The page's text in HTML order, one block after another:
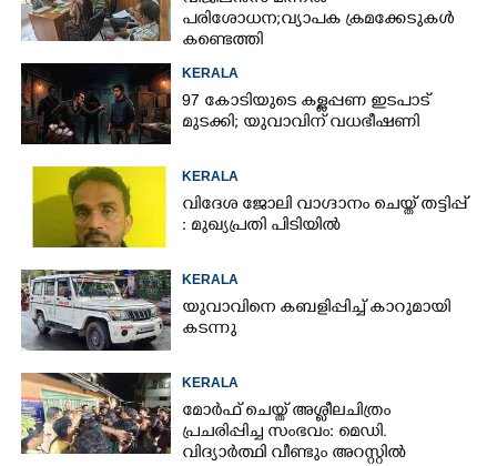
പരിശോധന; വ്യാപക ക്രമക്കേടുകൾ
കണ്ടെത്തി
KERALA
97 കോടിയുടെ കള്ളപ്പണ ഇടപാട്
മുടക്കി; യുവാവിന് വധഭീഷണി
KERALA
വിദേശ ജോലി വാഗ്ദാനം ചെയ്ത് തട്ടിപ്പ്
: മുഖ്യപ്രതി പിടിയിൽ
KERALA
യുവാവിനെ കബളിപ്പിച്ച് കാറുമായി
കടന്നു
KERALA
മോർഫ് ചെയ്ത് അശ്ലീലചിത്രം
പ്രചരിപ്പിച്ച സംഭവം: മെഡി.
വിദ്യാർത്ഥി വീണ്ടും അറസ്റ്റിൽ